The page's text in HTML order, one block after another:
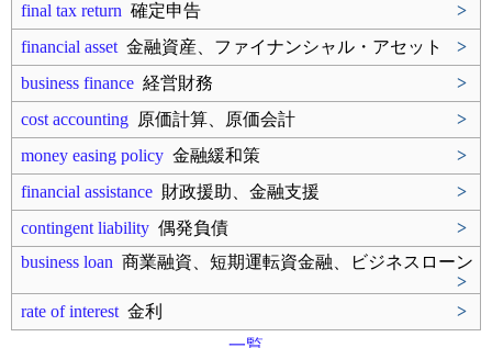
final tax return 確定申告
>
financial asset 金融資産、ファイナンシャル・アセット
>
business finance 経営財務
>
cost accounting 原価計算、原価会計
>
money easing policy 金融緩和策
>
financial assistance 財政援助、金融支援
>
contingent liability 偶発負債
>
business loan 商業融資、短期運転資金融、ビジネスローン
>
rate of interest 金利
>